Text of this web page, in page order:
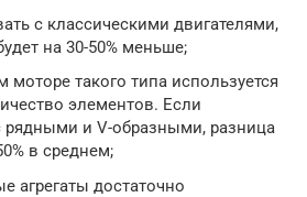
с классическими двигателями,
на 30-50% меньше;
моторе такого типа используется
элементов. Если
рядными и V-образными, разница
в среднем;
агрегаты достаточно